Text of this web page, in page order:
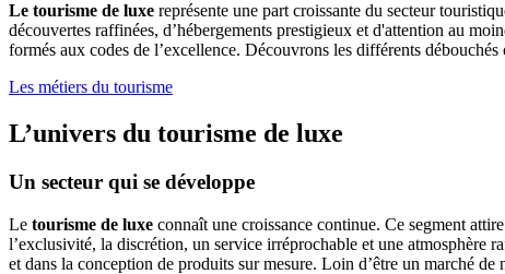
Le tourisme de luxe représente une part croissante du secteur
découvertes raffinées, d’hébergements prestigieux et d'attention au
formés aux codes de l’excellence. Découvrons les différents
Les métiers du tourisme
L’univers du tourisme de luxe
Un secteur qui se développe
Le tourisme de luxe connaît une croissance continue. Ce segment
l’exclusivité, la discrétion, un service irréprochable et une atmosphère
et dans la conception de produits sur mesure. Loin d’être un marché